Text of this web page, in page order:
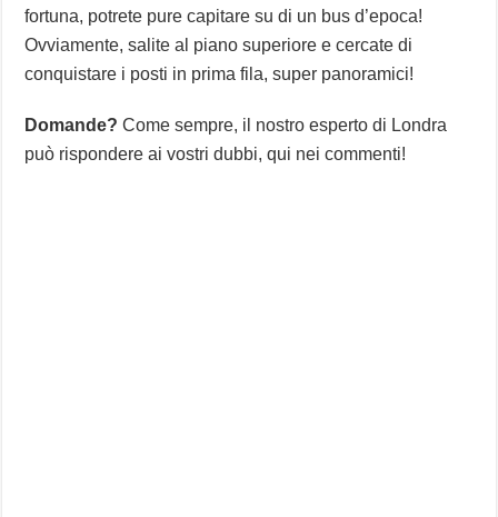
fortuna, potrete pure capitare su di un bus d’epoca!
Ovviamente, salite al piano superiore e cercate di
conquistare i posti in prima fila, super panoramici!
Domande? Come sempre, il nostro esperto di Londra
può rispondere ai vostri dubbi, qui nei commenti!